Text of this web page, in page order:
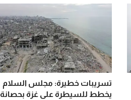
تسريبات خطيرة: مجلس السلام
يخطط للسيطرة على غزة بحصانة